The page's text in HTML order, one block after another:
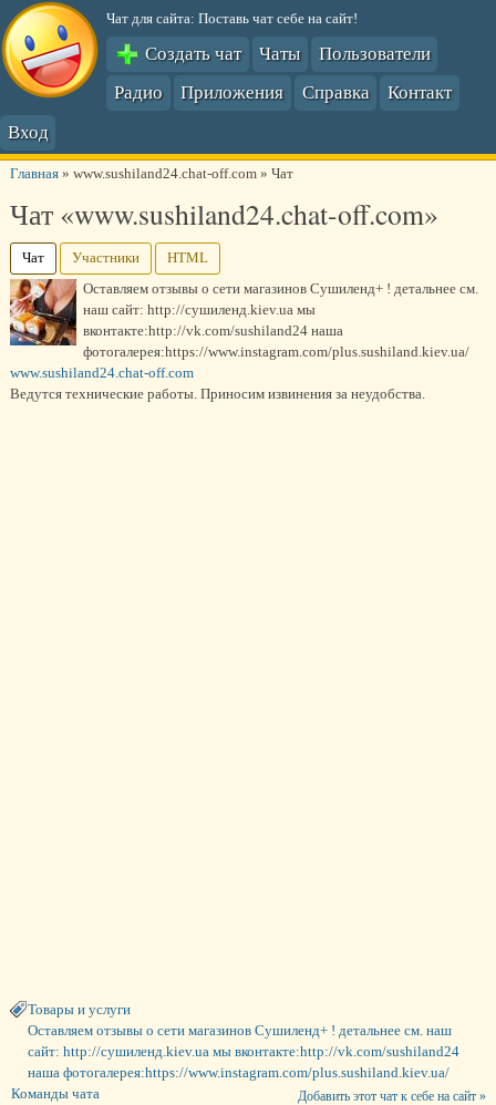
Чат для сайта: Поставь чат себе на сайт!
Создать чат Чаты
Пользователи
Радио
Приложения Справка
Контакт
Вход
Главная» www.sushiland24.chat-off.com» Чат
Чат «www.sushiland24.chat-off.com»
Чат Участники
HTML
Оставляем отзывы о сети магазинов Сушиленд+ ! детальнее см.
наш сайт: http://сушиленд.kiev.ua мы
вконтакте:http://vk.com/sushiland24 наша
фотогалерея:https://www.instagram.com/plus.sushiland.kiev.ua/
www.sushiland24.chat-off.com
Товары и услуги
Оставляем отзывы о сети магазинов Сушиленд+ ! детальнее см. наш
сайт: http://сушиленд.kiev.ua мы вконтакте:http://vk.com/sushiland24
наша фотогалерея:https://www.instagram.com/plus.sushiland.kiev.ua/
Добавить этот чат к себе на сайт »
Команды чата